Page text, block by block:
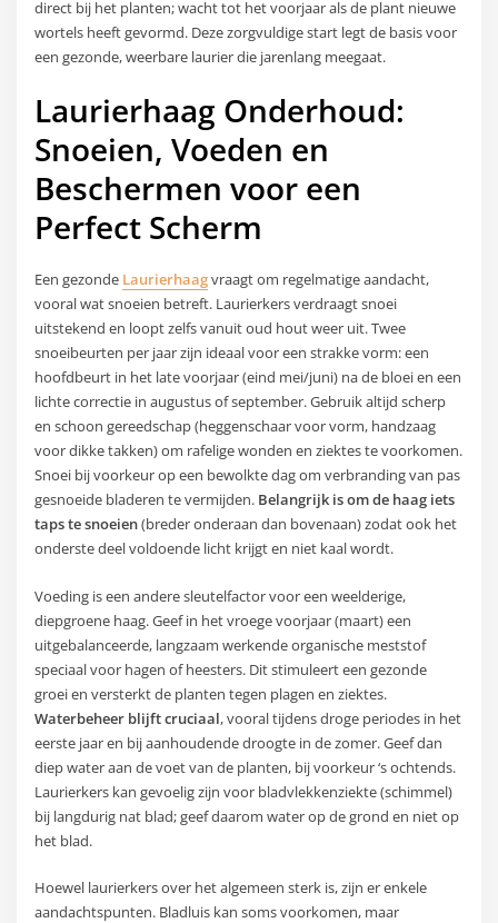
direct bij het planten; wacht tot het voorjaar als de plant nieuwe
wortels heeft gevormd. Deze zorgvuldige start legt de basis voor
een gezonde, weerbare laurier die jarenlang meegaat.
Laurierhaag Onderhoud:
Snoeien, Voeden en
Beschermen voor een
Perfect Scherm
Een gezonde Laurierhaagvraagt om regelmatige aandacht,
vooral wat snoeien betreft. Laurierkers verdraagt snoei
uitstekend en loopt zelfs vanuit oud hout weer uit. Twee
snoeibeurten per jaar zijn ideaal voor een strakke vorm: een
hoofdbeurt in het late voorjaar (eind mei/juni) na de bloei en een
lichte correctie in augustus of september. Gebruik altijd scherp
en schoon gereedschap (heggenschaar voor vorm, handzaag
voor dikke takken) om rafelige wonden en ziektes te voorkomen.
Snoei bij voorkeur op een bewolkte dag om verbranding van pas
gesnoeide bladeren te vermijden. Belangrijk is om de haag iets
taps te snoeien(breder onderaan dan bovenaan) zodat ook het
onderste deel voldoende licht krijgt en niet kaal wordt.
Voeding is een andere sleutelfactor voor een weelderige,
diepgroene haag. Geef in het vroege voorjaar (maart) een
uitgebalanceerde, langzaam werkende organische meststof
speciaal voor hagen of heesters. Dit stimuleert een gezonde
groei en versterkt de planten tegen plagen en ziektes.
Waterbeheer blijft cruciaal, vooral tijdens droge periodes in het
eerste jaar en bij aanhoudende droogte in de zomer. Geef dan
diep water aan de voet van de planten, bij voorkeur ‘s ochtends.
Laurierkers kan gevoelig zijn voor bladvlekkenziekte (schimmel)
bij langdurig nat blad; geef daarom water op de grond en niet op
het blad.
Hoewel laurierkers over het algemeen sterk is, zijn er enkele
aandachtspunten. Bladluis kan soms voorkomen, maar